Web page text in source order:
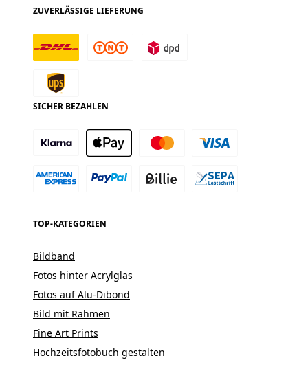
ZUVERLÄSSIGE LIEFERUNG
SICHER BEZAHLEN
TOP-KATEGORIEN
Bildband
Fotos hinter Acrylglas
Fotos auf Alu-Dibond
Bild mit Rahmen
Fine Art Prints
Hochzeitsfotobuch gestalten